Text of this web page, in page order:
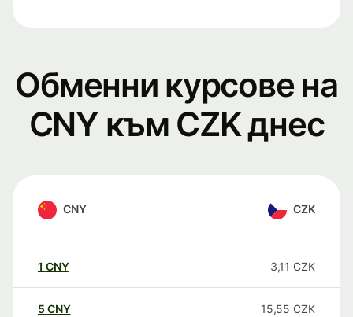
Обменни курсове на
CNY към CZK днес
CNY CZK
1 CNY 3,11 CZK
5 CNY 15,55 CZK